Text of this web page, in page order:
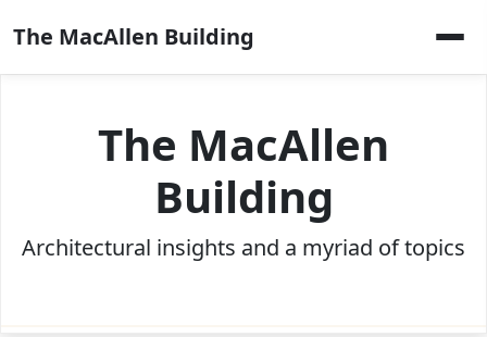
to
content
The MacAllen Building
The MacAllen
Building
Architectural insights and a myriad of topics